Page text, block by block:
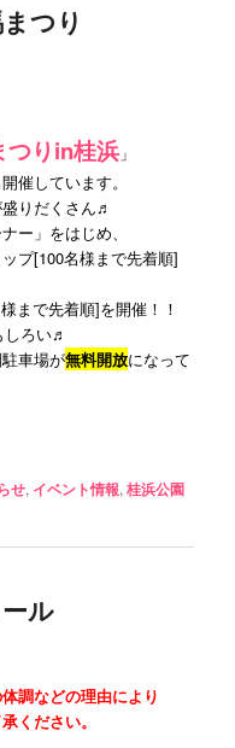
つり
つりin桂浜 」
催しています。
りだくさん♬
ー」をはじめ、
プ[100名様まで先着順]
まで先着順]を開催！！
しろい♬
車場が無料開放になって
せ, イベント情報,桂浜公園
ル
調などの理由により
ください。